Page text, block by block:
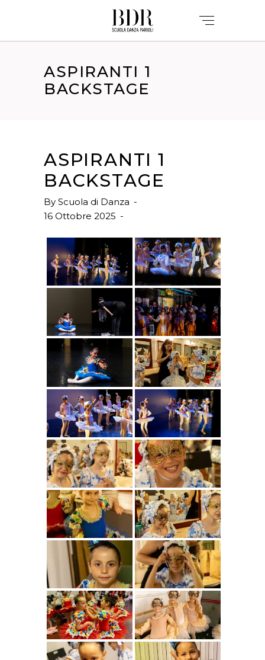
ASPIRANTI 1
BACKSTAGE
ASPIRANTI 1
BACKSTAGE
By Scuola di Danza
16 Ottobre 2025